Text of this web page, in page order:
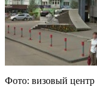
Фото: визовый центр